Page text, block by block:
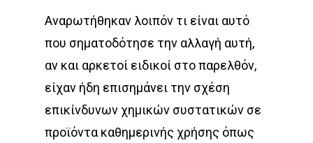
Αναρωτήθηκαν λοιπόν τι είναι αυτό
που σηματοδότησε την αλλαγή αυτή,
αν και αρκετοί ειδικοί στο παρελθόν,
είχαν ήδη επισημάνει την σχέση
επικίνδυνων χημικών συστατικών σε
προϊόντα καθημερινής χρήσης όπως